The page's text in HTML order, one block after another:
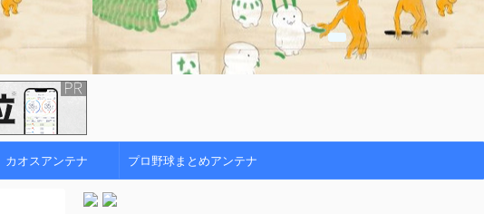
カオスアンテナ プロ野球まとめアンテナ